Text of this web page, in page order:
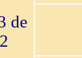
de